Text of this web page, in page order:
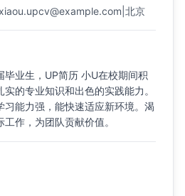
北京
毕业生，UP简历 小U在校期间积
的专业知识和出色的实践能力。
习能力强，能快速适应新环境。渴
作，为团队贡献价值。